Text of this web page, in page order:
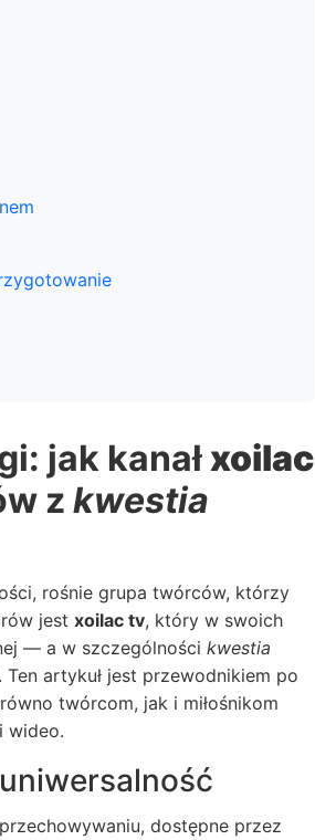
jak kanał xoilac
z kwestia
rośnie grupa twórców, którzy
jest xoilac tv, który w swoich
— a w szczególności kwestia
artykuł jest przewodnikiem po
twórcom, jak i miłośnikom
wideo.
dostępne przez